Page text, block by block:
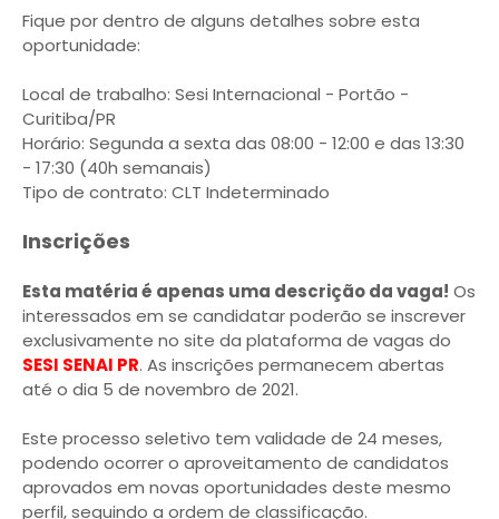
Fique por dentro de alguns detalhes sobre esta
oportunidade:
Local de trabalho: Sesi Internacional - Portão -
Curitiba/PR
Horário: Segunda a sexta das 08:00 - 12:00 e das 13:30
- 17:30 (40h semanais)
Tipo de contrato: CLT Indeterminado
Inscrições
Esta matéria é apenas uma descrição da vaga! Os
interessados em se candidatar poderão se inscrever
exclusivamente no site da plataforma de vagas do
SESI SENAI PR. As inscrições permanecem abertas
até o dia 5 de novembro de 2021.
Este processo seletivo tem validade de 24 meses,
podendo ocorrer o aproveitamento de candidatos
aprovados em novas oportunidades deste mesmo
perfil, seguindo a ordem de classificação.